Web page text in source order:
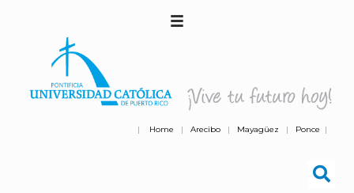
| Home | Arecibo | Mayagüez | Ponce |